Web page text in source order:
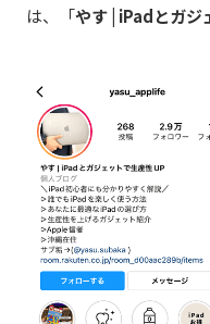
は、「やす | iPadとガジ